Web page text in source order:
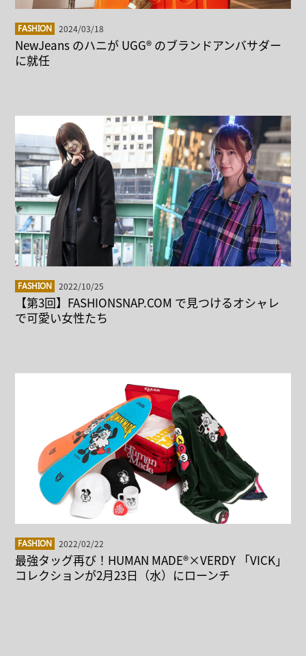
FASHION 2024/03/18
NewJeans のハニが UGG® のブランドアンバサダー
に就任
FASHION 2022/10/25
【第3回】FASHIONSNAP.COM で見つけるオシャレ
で可愛い女性たち
FASHION 2022/02/22
最強タッグ再び！HUMAN MADE®×VERDY 「VICK」
コレクションが2月23日（水）にローンチ